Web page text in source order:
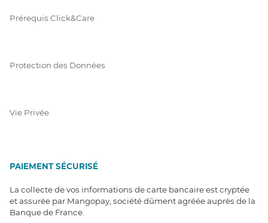
Prérequis Click&Care
Protection des Données
Vie Privée
PAIEMENT SÉCURISÉ
La collecte de vos informations de carte bancaire est cryptée
et assurée par Mangopay, société dûment agréée auprès de la
Banque de France.